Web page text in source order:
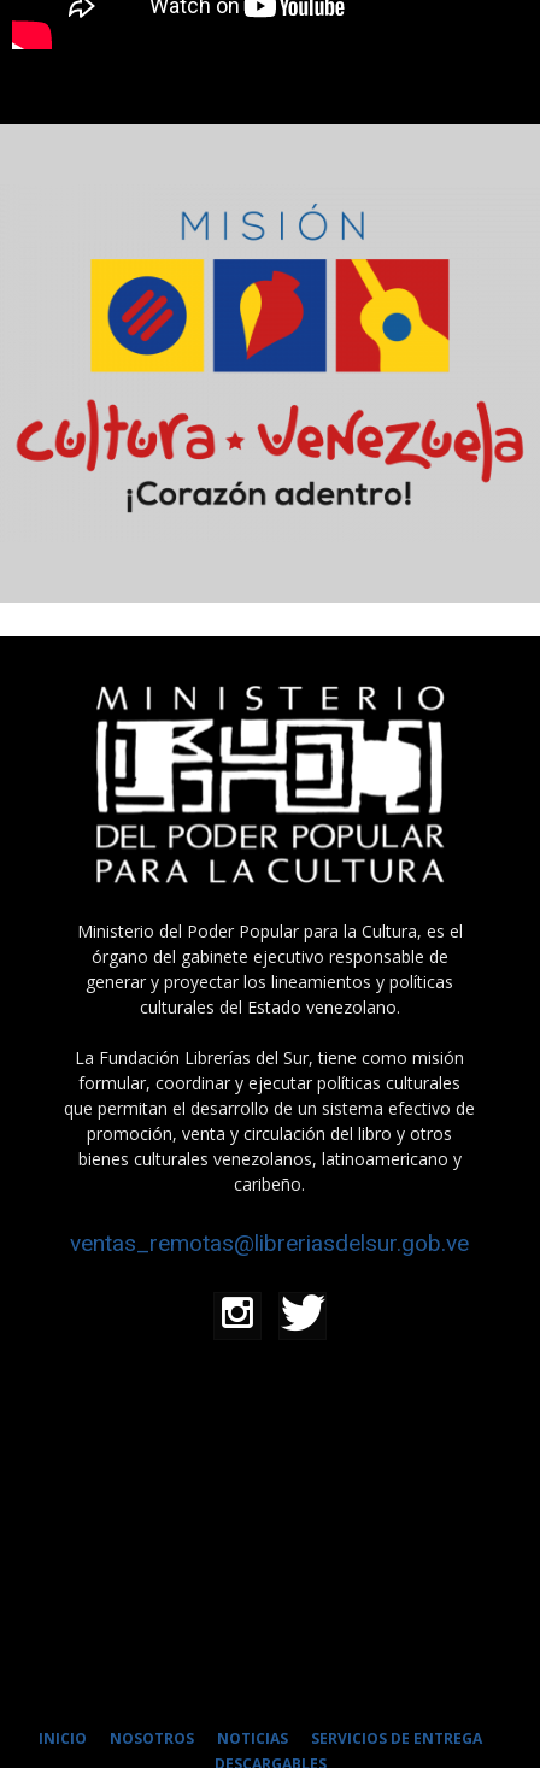
Ministerio del Poder Popular para la Cultura, es el
órgano del gabinete ejecutivo responsable de
generar y proyectar los lineamientos y políticas
culturales del Estado venezolano.
La Fundación Librerías del Sur, tiene como misión
formular, coordinar y ejecutar políticas culturales
que permitan el desarrollo de un sistema efectivo de
promoción, venta y circulación del libro y otros
bienes culturales venezolanos, latinoamericano y
caribeño.
ventas_remotas@libreriasdelsur.gob.ve
INICIO NOSOTROS NOTICIAS
SERVICIOS DE ENTREGA